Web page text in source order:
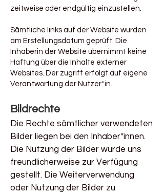
zeitweise oder endgültig einzustellen.
Sämtliche links auf der Website wurden
am Erstellungsdatum geprüft. Die
Inhaberin der Website übernimmt keine
Haftung über die Inhalte externer
Websites. Der zugriff erfolgt auf eigene
Verantwortung der Nutzer*in.
Bildrechte
Die Rechte sämtlicher verwendeten
Bilder liegen bei den Inhaber*innen.
Die Nutzung der Bilder wurde uns
freundlicherweise zur Verfügung
gestellt. Die Weiterverwendung
oder Nutzung der Bilder zu